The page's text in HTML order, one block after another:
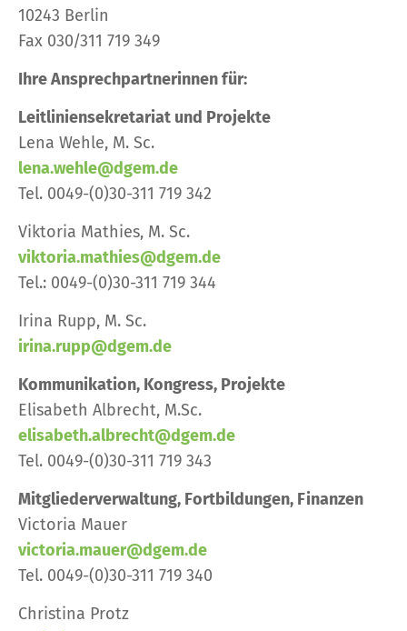
10243 Berlin
Fax 030/311 719 349
Ihre Ansprechpartnerinnen für:
Leitliniensekretariat und Projekte
Lena Wehle, M. Sc.
lena.wehle@dgem.de
Tel. 0049-(0)30-311 719 342
Viktoria Mathies, M. Sc.
viktoria.mathies@dgem.de
Tel.: 0049-(0)30-311 719 344
Irina Rupp, M. Sc.
irina.rupp@dgem.de
Kommunikation, Kongress, Projekte
Elisabeth Albrecht, M.Sc.
elisabeth.albrecht@dgem.de
Tel. 0049-(0)30-311 719 343
Mitgliederverwaltung, Fortbildungen, Finanzen
Victoria Mauer
victoria.mauer@dgem.de
Tel. 0049-(0)30-311 719 340
Christina Protz